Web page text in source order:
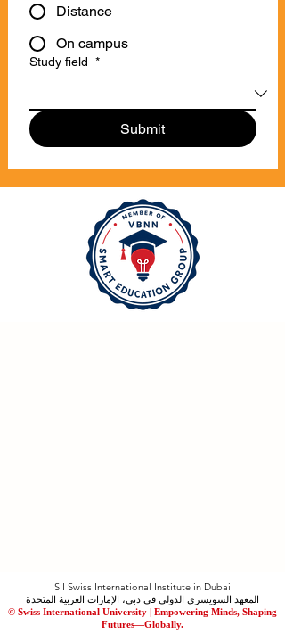
Distance
On campus
Study field *
Submit
SII Swiss International Institute in Dubai
المعهد السويسري الدولي في دبي، الإمارات العربية المتحدة
© Swiss International University | ​Empowering Minds, Shaping
Futures—Globally.